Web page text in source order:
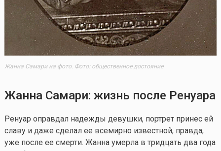
Жанна Самари на фото. Фото: общественное достояние
Жанна Самари: жизнь после Ренуара
Ренуар оправдал надежды девушки, портрет принес ей
славу и даже сделал ее всемирно известной, правда,
уже после ее смерти. Жанна умерла в тридцать два года